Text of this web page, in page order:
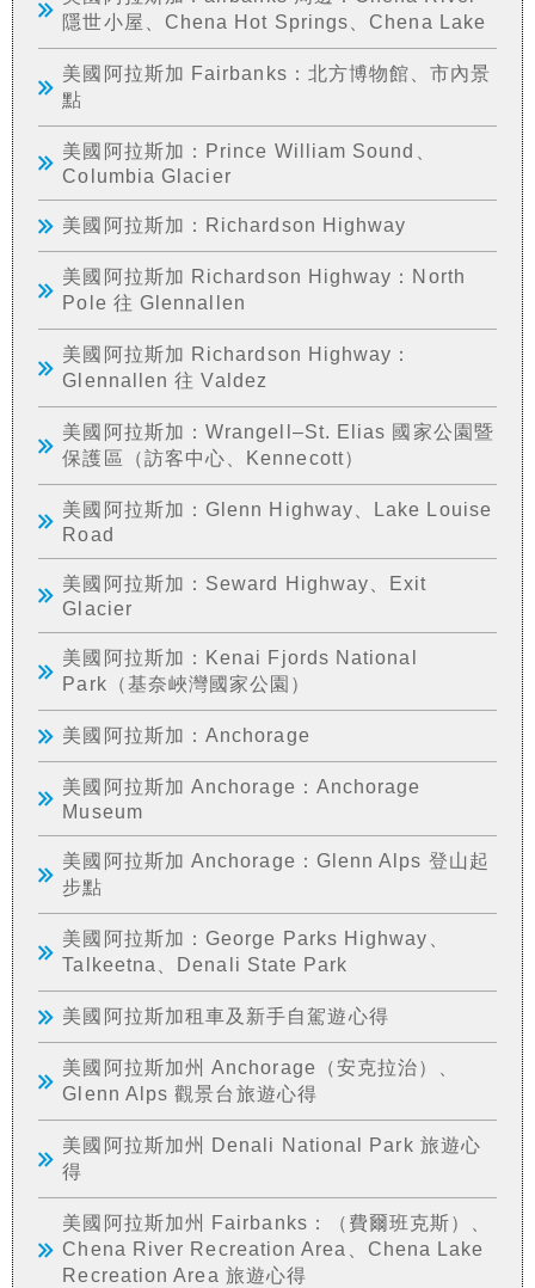
隱世小屋、Chena Hot Springs、Chena Lake
美國阿拉斯加 Fairbanks：北方博物館、市內景
點
美國阿拉斯加：Prince William Sound、
Columbia Glacier
美國阿拉斯加：Richardson Highway
美國阿拉斯加 Richardson Highway：North
Pole 往 Glennallen
美國阿拉斯加 Richardson Highway：
Glennallen 往 Valdez
美國阿拉斯加：Wrangell–St. Elias 國家公園暨
保護區（訪客中心、Kennecott）
美國阿拉斯加：Glenn Highway、Lake Louise
Road
美國阿拉斯加：Seward Highway、Exit
Glacier
美國阿拉斯加：Kenai Fjords National
Park（基奈峽灣國家公園）
美國阿拉斯加：Anchorage
美國阿拉斯加 Anchorage：Anchorage
Museum
美國阿拉斯加 Anchorage：Glenn Alps 登山起
步點
美國阿拉斯加：George Parks Highway、
Talkeetna、Denali State Park
美國阿拉斯加租車及新手自駕遊心得
美國阿拉斯加州 Anchorage（安克拉治）、
Glenn Alps 觀景台旅遊心得
美國阿拉斯加州 Denali National Park 旅遊心
得
美國阿拉斯加州 Fairbanks：（費爾班克斯）、
Chena River Recreation Area、Chena Lake
Recreation Area 旅遊心得